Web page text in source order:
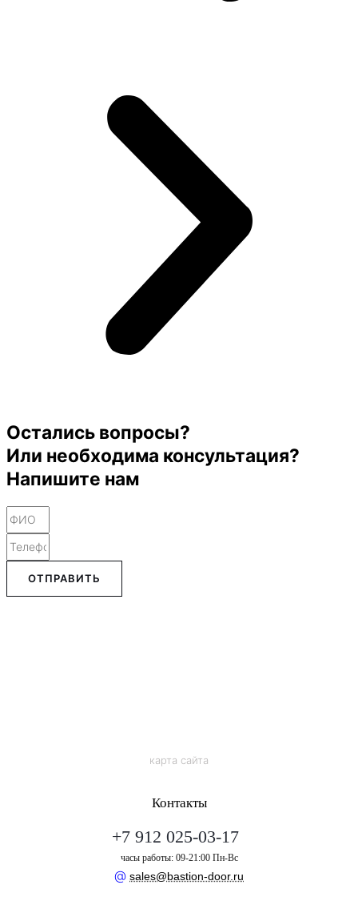
Остались вопросы?
Или необходима консультация?
Напишите нам
ОТПРАВИТЬ
карта сайта
Контакты
+7 912 025-03-17
часы работы: 09-21:00 Пн-Вс
@ sales@bastion-door.ru